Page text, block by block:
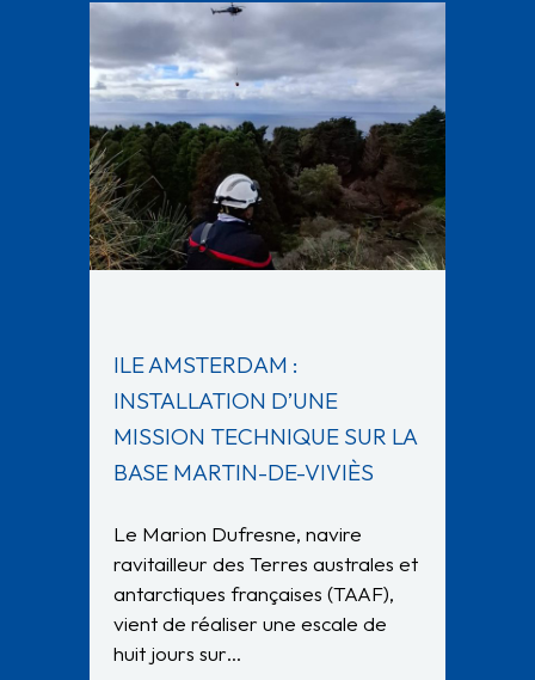
ILE AMSTERDAM :
INSTALLATION D’UNE
MISSION TECHNIQUE SUR LA
BASE MARTIN-DE-VIVIÈS
Le Marion Dufresne, navire
ravitailleur des Terres australes et
antarctiques françaises (TAAF),
vient de réaliser une escale de
huit jours sur…